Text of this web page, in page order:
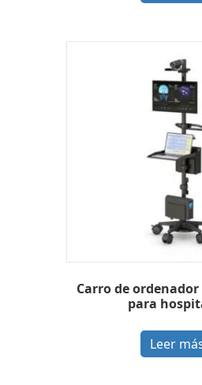
Carro de
para
Leer